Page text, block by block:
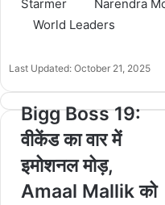
Starmer
Narendra
World Leaders
Last Updated: October 21, 2025
Bigg Boss 19:
वीकेंड का वार में
इमोशनल मोड़,
Amaal Mallik को